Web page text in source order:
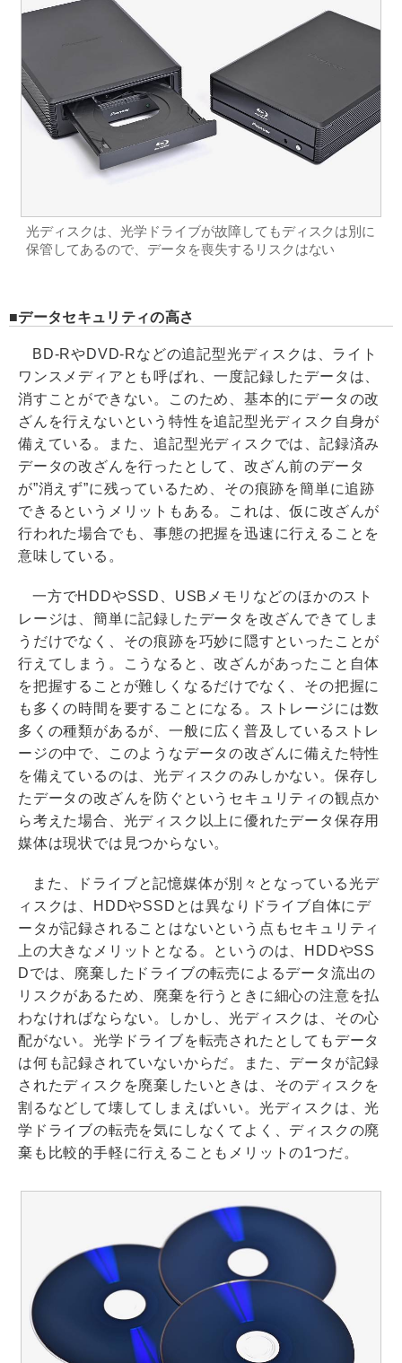
光ディスクは、光学ドライブが故障してもディスクは別に
保管してあるので、データを喪失するリスクはない
データセキュリティの高さ
BD-RやDVD-Rなどの追記型光ディスクは、ライト
ワンスメディアとも呼ばれ、一度記録したデータは、
消すことができない。このため、基本的にデータの改
ざんを行えないという特性を追記型光ディスク自身が
備えている。また、追記型光ディスクでは、記録済み
データの改ざんを行ったとして、改ざん前のデータ
が”消えず”に残っているため、その痕跡を簡単に追跡
できるというメリットもある。これは、仮に改ざんが
行われた場合でも、事態の把握を迅速に行えることを
意味している。
一方でHDDやSSD、USBメモリなどのほかのスト
レージは、簡単に記録したデータを改ざんできてしま
うだけでなく、その痕跡を巧妙に隠すといったことが
行えてしまう。こうなると、改ざんがあったこと自体
を把握することが難しくなるだけでなく、その把握に
も多くの時間を要することになる。ストレージには数
多くの種類があるが、一般に広く普及しているストレ
ージの中で、このようなデータの改ざんに備えた特性
を備えているのは、光ディスクのみしかない。保存し
たデータの改ざんを防ぐというセキュリティの観点か
ら考えた場合、光ディスク以上に優れたデータ保存用
媒体は現状では見つからない。
また、ドライブと記憶媒体が別々となっている光デ
ィスクは、HDDやSSDとは異なりドライブ自体にデ
ータが記録されることはないという点もセキュリティ
上の大きなメリットとなる。というのは、HDDやSS
Dでは、廃棄したドライブの転売によるデータ流出の
リスクがあるため、廃棄を行うときに細心の注意を払
わなければならない。しかし、光ディスクは、その心
配がない。光学ドライブを転売されたとしてもデータ
は何も記録されていないからだ。また、データが記録
されたディスクを廃棄したいときは、そのディスクを
割るなどして壊してしまえばいい。光ディスクは、光
学ドライブの転売を気にしなくてよく、ディスクの廃
棄も比較的手軽に行えることもメリットの1つだ。